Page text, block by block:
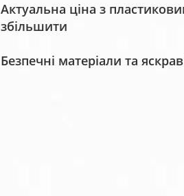
Актуальна ціна з
збільшити
Безпечні матеріали та